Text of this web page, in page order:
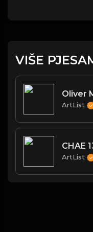
VIŠE
Oliver
ArtList
CHAE
ArtList